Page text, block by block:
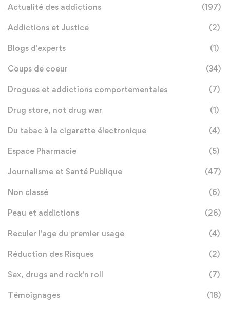
Actualité des addictions (197)
Addictions et Justice (2)
Blogs d'experts (1)
Coups de coeur (34)
Drogues et addictions comportementales (7)
Drug store, not drug war (1)
Du tabac à la cigarette électronique (4)
Espace Pharmacie (5)
Journalisme et Santé Publique (47)
Non classé (6)
Peau et addictions (26)
Reculer l'age du premier usage (4)
Réduction des Risques (2)
Sex, drugs and rock'n roll (7)
Témoignages (18)